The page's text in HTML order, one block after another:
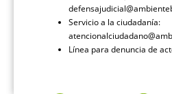
Servicio a la ciudadanía:
Línea para denuncia de